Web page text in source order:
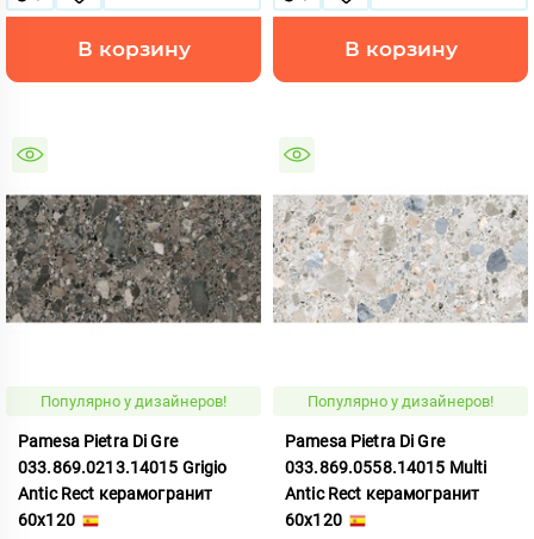
В корзину В корзину
Популярно у дизайнеров!
Pamesa Pietra Di Gre
033.869.0213.14015 Grigio
Antic Rect керамогранит
60x120
Популярно у дизайнеров!
Pamesa Pietra Di Gre
033.869.0558.14015 Multi
Antic Rect керамогранит
60x120